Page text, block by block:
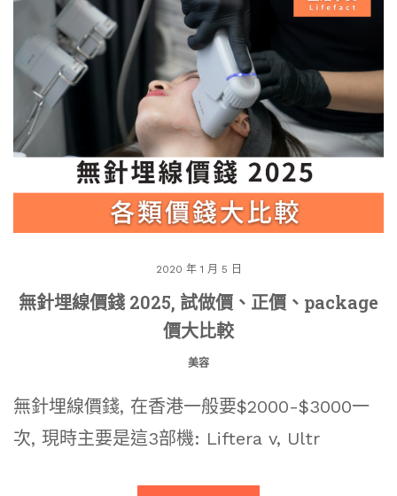
2020 年 1 月 5 日
無針埋線價錢 2025, 試做價、正價、package
價大比較
美容
無針埋線價錢, 在香港一般要$2000-$3000一
次, 現時主要是這3部機: Liftera v, Ultr